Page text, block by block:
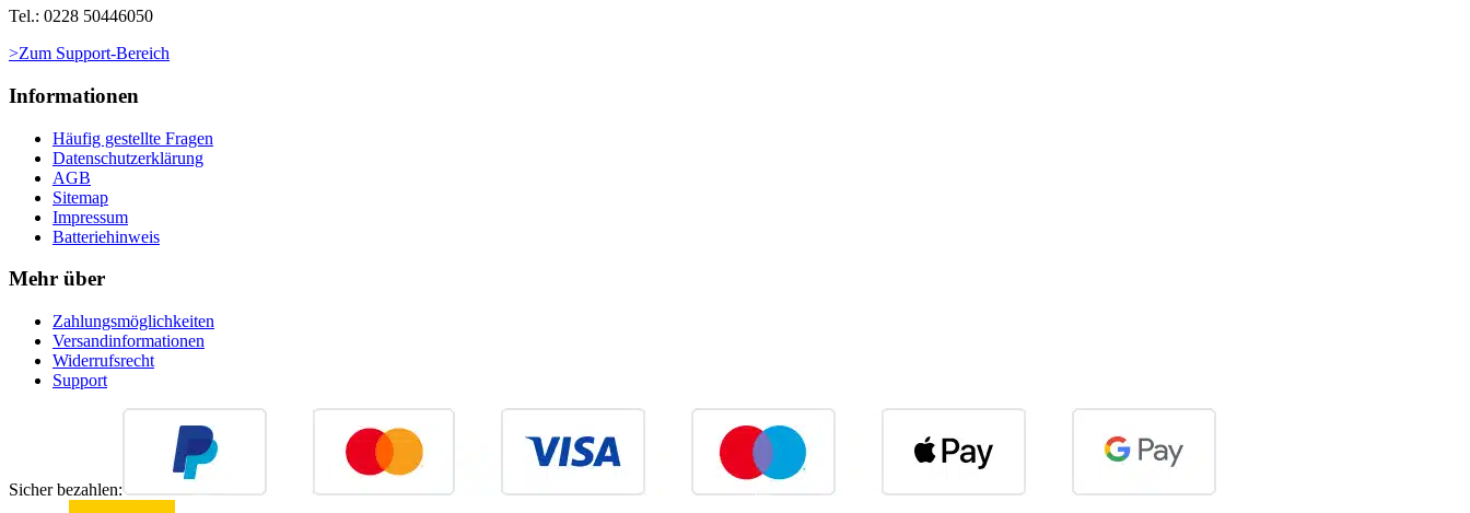
Tel.: 0228 50446050
>Zum Support-Bereich
Informationen
Häufig gestellte Fragen
Datenschutzerklärung
AGB
Sitemap
Impressum
Batteriehinweis
Mehr über
Zahlungsmöglichkeiten
Versandinformationen
Widerrufsrecht
Support
Sicher bezahlen: